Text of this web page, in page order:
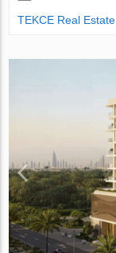
TEKCE Real Estate